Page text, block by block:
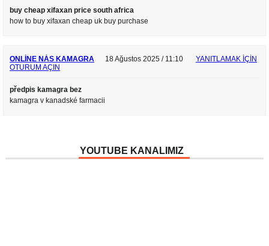
buy cheap xifaxan price south africa
how to buy xifaxan cheap uk buy purchase
ONLINE NÁS KAMAGRA 18 Ağustos 2025 / 11:10
YANITLAMAK IÇIN
OTURUM AÇIN
předpis kamagra bez
kamagra v kanadské farmacii
YOUTUBE KANALIMIZ